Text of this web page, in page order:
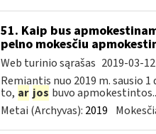
51. Kaip bus
pelno mokesčiu
Web turinio sąrašas 2019-03-12
Remiantis nuo 2019 m. sausio
to, ar jos buvo
Metai (Archyvas): 2019